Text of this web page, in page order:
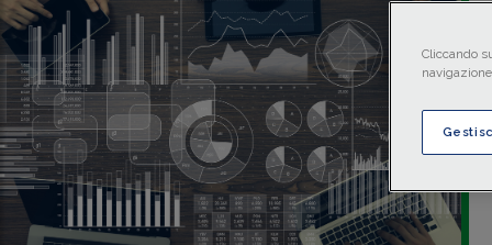
Cliccando